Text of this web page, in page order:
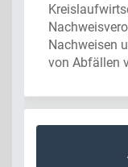
Nachweisen
von Abfällen